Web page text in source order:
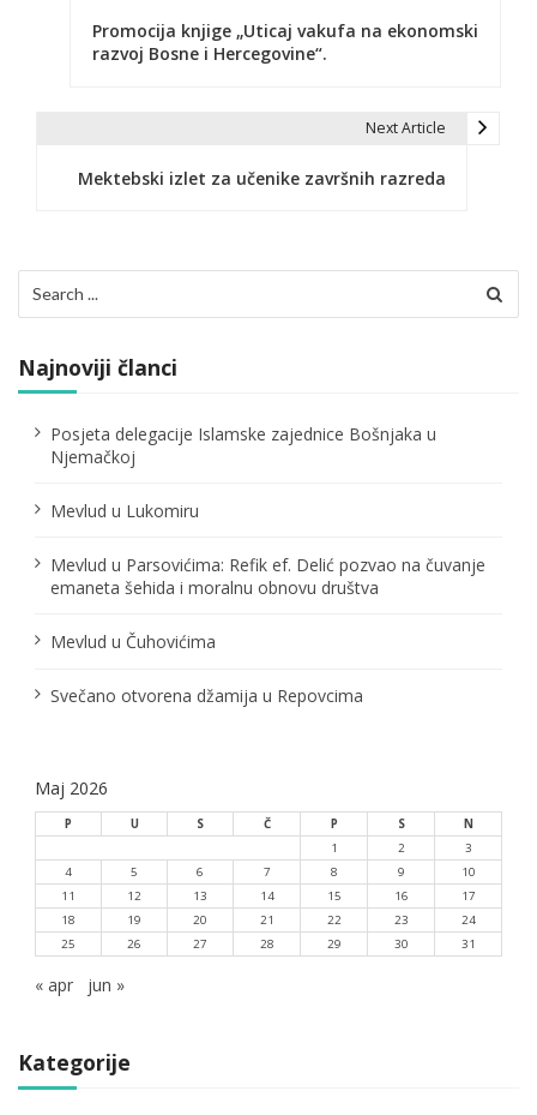
c
i
a
č
a
n
k
a
Promocija knjige „Uticaj vakufa na ekonomski
razvoj Bosne i Hercegovine“.
Next Article
Mektebski izlet za učenike završnih razreda
for:
Najnoviji članci
Posjeta delegacije Islamske zajednice Bošnjaka u
Njemačkoj
Mevlud u Lukomiru
Mevlud u Parsovićima: Refik ef. Delić pozvao na čuvanje
emaneta šehida i moralnu obnovu društva
Mevlud u Čuhovićima
Svečano otvorena džamija u Repovcima
Maj 2026
P U S Č P S
N
1
2
3
4
5 6 7 8 9
10
11
12 13 14 15 16
17
18
19 20 21 22 23
24
25
26 27 28 29 30 31
« apr jun »
Kategorije